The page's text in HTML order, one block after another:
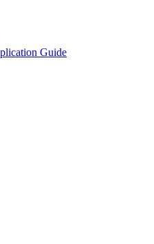
Guide